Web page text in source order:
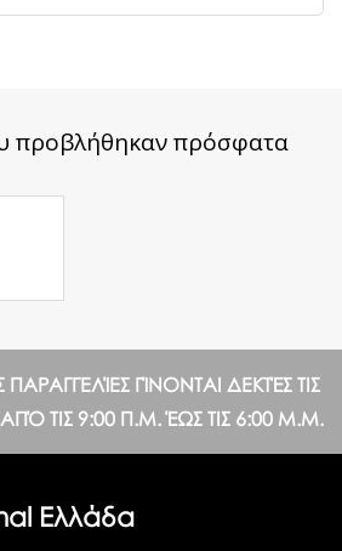
προβλήθηκαν πρόσφατα
ΓΊΝΟΝΤΑΙ ΔΕΚΤΈΣ ΤΙΣ
ΤΙΣ 9:00 Π.Μ. ΈΩΣ ΤΙΣ 6:00 Μ.Μ.
Ελλάδα